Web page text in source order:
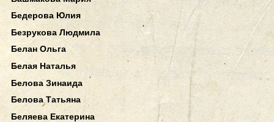
Бедерова Юлия
Безрукова Людмила
Белан Ольга
Белая Наталья
Белова Зинаида
Белова Татьяна
Беляева Екатерина